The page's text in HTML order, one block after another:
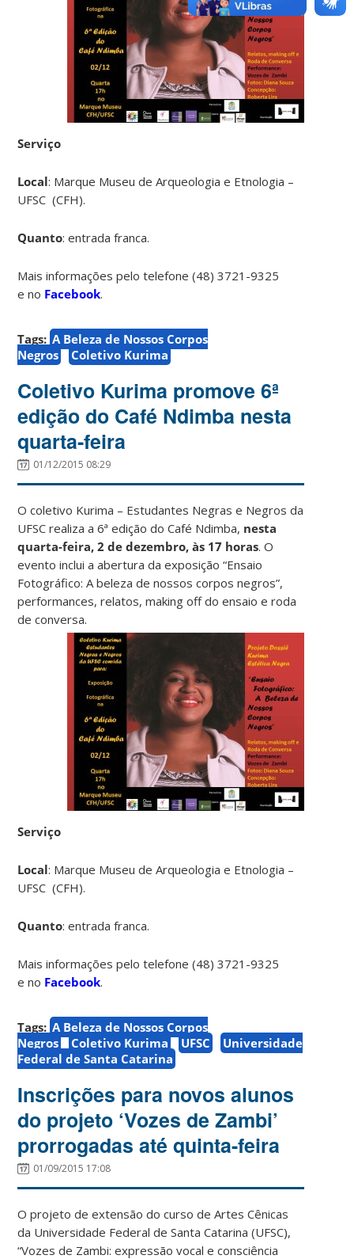
Serviço
Local: Marque Museu de Arqueologia e Etnologia –
UFSC (CFH).
Quanto: entrada franca.
Mais informações pelo telefone (48) 3721-9325
e no Facebook.
Tags: A Beleza de Nossos Corpos
Negros
Coletivo Kurima
Coletivo Kurima promove 6ª
edição do Café Ndimba nesta
quarta-feira
01/12/2015 08:29
O coletivo Kurima – Estudantes Negras e Negros da
UFSC realiza a 6ª edição do Café Ndimba, nesta
quarta-feira, 2 de dezembro, às 17 horas. O
evento inclui a abertura da exposição “Ensaio
Fotográfico: A beleza de nossos corpos negros”,
performances, relatos, making off do ensaio e roda
de conversa.
Serviço
Local: Marque Museu de Arqueologia e Etnologia –
UFSC (CFH).
Quanto: entrada franca.
Mais informações pelo telefone (48) 3721-9325
e no Facebook.
Tags: A Beleza de Nossos Corpos
Negros
Coletivo Kurima UFSC
Universidade
Federal de Santa Catarina
Inscrições para novos alunos
do projeto ‘Vozes de Zambi’
prorrogadas até quinta-feira
01/09/2015 17:08
O projeto de extensão do curso de Artes Cênicas
da Universidade Federal de Santa Catarina (UFSC),
“Vozes de Zambi: expressão vocal e consciência